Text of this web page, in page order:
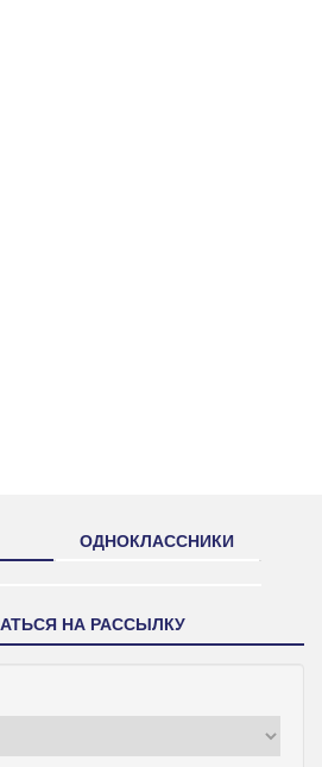
ОДНОКЛАССНИКИ
НА РАССЫЛКУ